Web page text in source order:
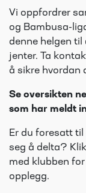
Vi oppfordrer
og Bambusa-
denne helgen
jenter. Ta
å sikre hvordan
Se oversikten
som har meldt
Er du foresatt
seg å delta?
med klubben
opplegg.